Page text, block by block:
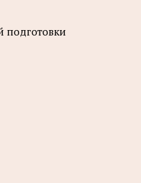
подготовки